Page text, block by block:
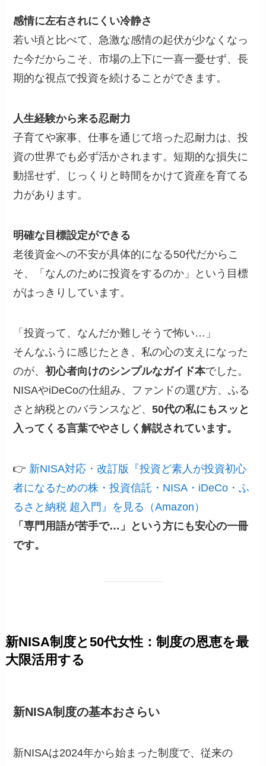
感情に左右されにくい冷静さ
若い頃と比べて、急激な感情の起伏が少なくなっ
た今だからこそ、市場の上下に一喜一憂せず、長
期的な視点で投資を続けることができます。
人生経験から来る忍耐力
子育てや家事、仕事を通じて培った忍耐力は、投
資の世界でも必ず活かされます。短期的な損失に
動揺せず、じっくりと時間をかけて資産を育てる
力があります。
明確な目標設定ができる
老後資金への不安が具体的になる50代だからこ
そ、「なんのために投資をするのか」という目標
がはっきりしています。
「投資って、なんだか難しそうで怖い…」
そんなふうに感じたとき、私の心の支えになった
のが、初心者向けのシンプルなガイド本でした。
NISAやiDeCoの仕組み、ファンドの選び方、ふる
さと納税とのバランスなど、50代の私にもスッと
入ってくる言葉でやさしく解説されています。
👉 新NISA対応・改訂版『投資ど素人が投資初心
者になるための株・投資信託・NISA・iDeCo・ふ
るさと納税 超入門』を見る（Amazon）
「専門用語が苦手で…」という方にも安心の一冊
です。
新NISA制度と50代女性：制度の恩恵を最
大限活用する
新NISA制度の基本おさらい
新NISAは2024年から始まった制度で、従来の